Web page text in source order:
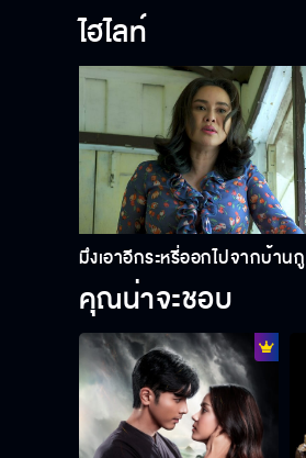
ไฮไลท์
มึงเอาอีกระหรี่ออกไปจากบ้านกู
คุณน่าจะชอบ